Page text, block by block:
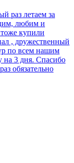
раз летаем за
любим и
купили
, дружественный
по всем нашим
на 3 дня. Спасибо
обязательно